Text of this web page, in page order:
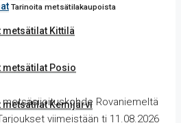
metsätilat Kittilä
metsätilat Posio
metsätilat Kemijärvi
Tarinoita metsätilakaupoista